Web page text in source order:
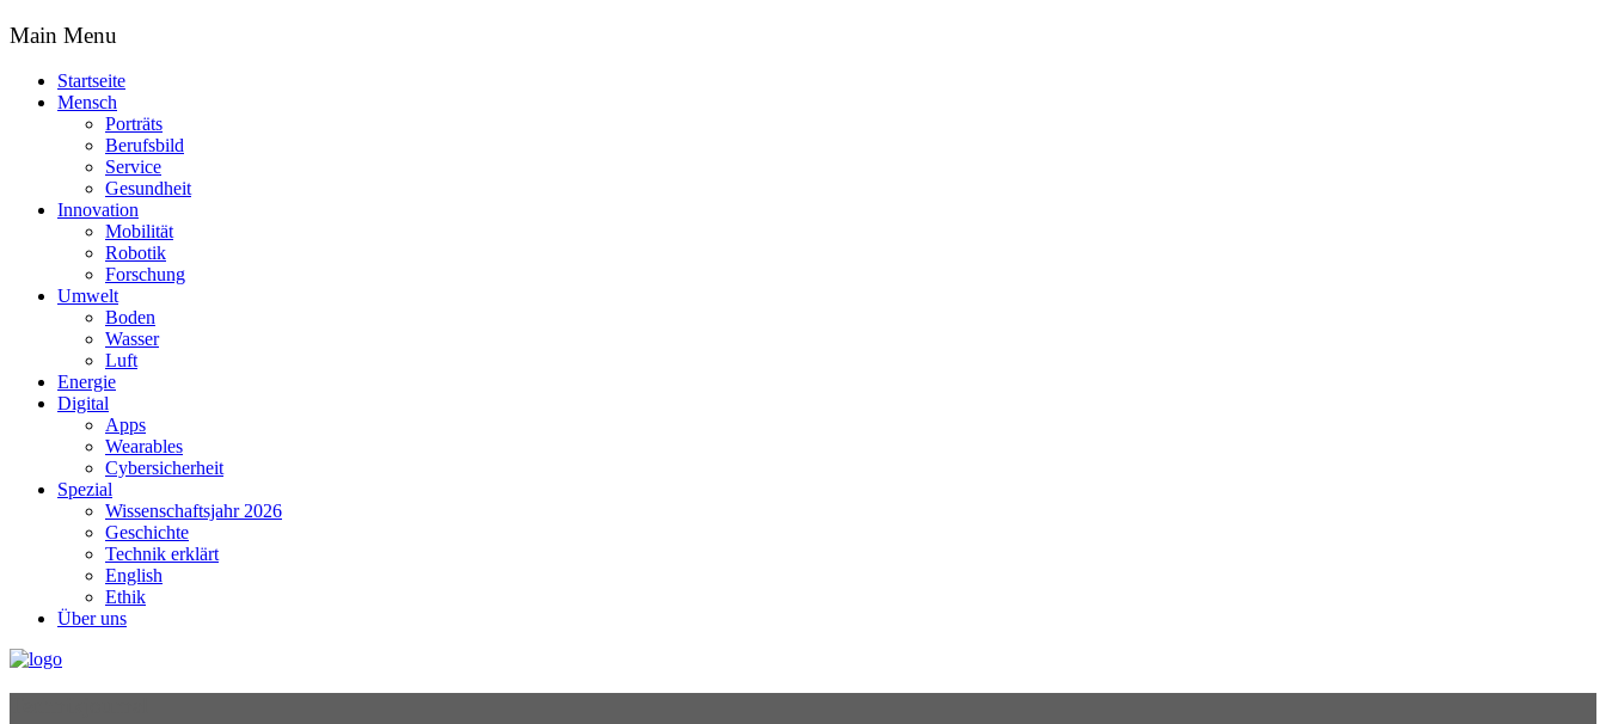
Main Menu
Startseite
Mensch
Porträts
Berufsbild
Service
Gesundheit
Innovation
Mobilität
Robotik
Forschung
Umwelt
Boden
Wasser
Luft
Energie
Digital
Apps
Wearables
Cybersicherheit
Spezial
Wissenschaftsjahr 2026
Geschichte
Technik erklärt
English
Ethik
Über uns